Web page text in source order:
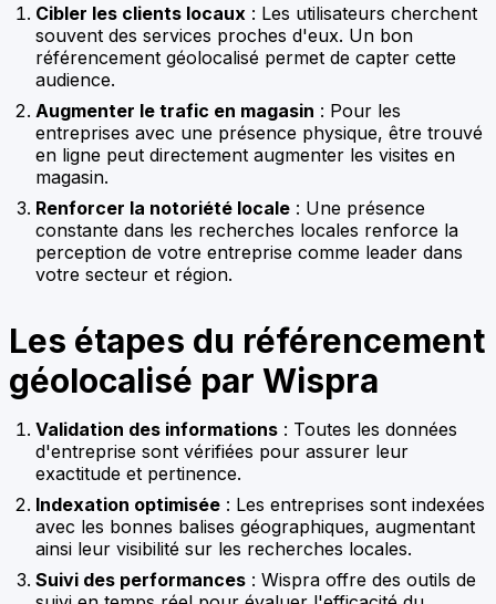
Cibler les clients locaux : Les utilisateurs cherchent
souvent des services proches d'eux. Un bon
référencement géolocalisé permet de capter cette
audience.
Augmenter le trafic en magasin : Pour les
entreprises avec une présence physique, être trouvé
en ligne peut directement augmenter les visites en
magasin.
Renforcer la notoriété locale : Une présence
constante dans les recherches locales renforce la
perception de votre entreprise comme leader dans
votre secteur et région.
Les étapes du référencement
géolocalisé par Wispra
Validation des informations : Toutes les données
d'entreprise sont vérifiées pour assurer leur
exactitude et pertinence.
Indexation optimisée : Les entreprises sont indexées
avec les bonnes balises géographiques, augmentant
ainsi leur visibilité sur les recherches locales.
Suivi des performances : Wispra offre des outils de